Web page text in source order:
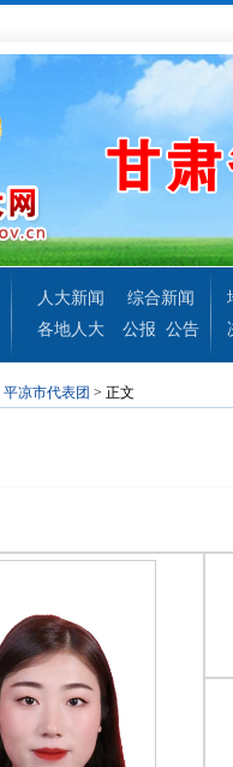
人大新闻
综合新闻
各地人大
公报 公告
平凉市代表团 > 正文